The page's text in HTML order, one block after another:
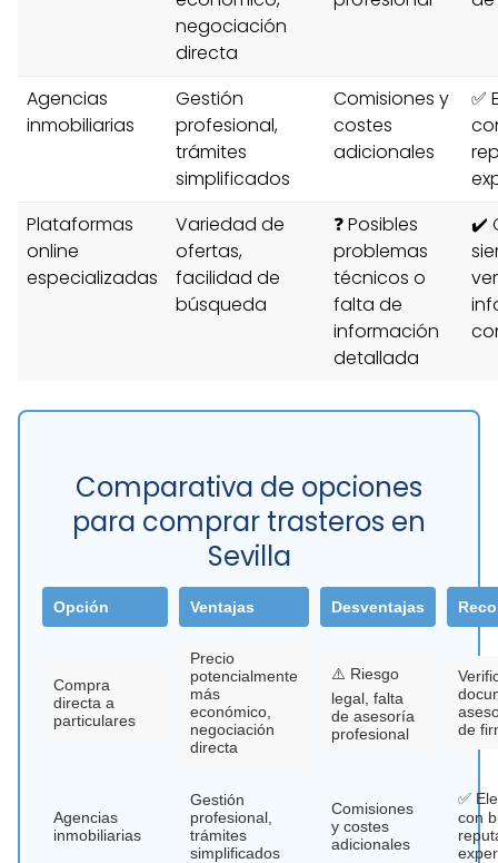
negociación
directa
Agencias
inmobiliarias
Gestión
profesional,
trámites
simplificados
Comisiones y
costes
adicionales
✅
Plataformas
online
especializadas
Variedad de
ofertas,
facilidad de
búsqueda
❓ Posibles
problemas
técnicos o
falta de
información
detallada
✔️
Comparativa de opciones
para comprar trasteros en
Sevilla
Opción Ventajas Desventajas
Compra
directa a
particulares
Precio
potencialmente
más
económico,
negociación
directa
⚠️ Riesgo
legal, falta
de asesoría
profesional
de
Agencias
inmobiliarias
Gestión
profesional,
trámites
simplificados
Comisiones
y costes
adicionales
✅
con